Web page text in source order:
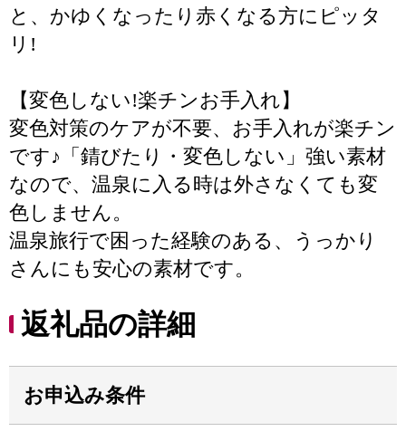
と、かゆくなったり赤くなる方にピッタ
リ!
【変色しない!楽チンお手入れ】
変色対策のケアが不要、お手入れが楽チン
です♪「錆びたり・変色しない」強い素材
なので、温泉に入る時は外さなくても変
色しません。
温泉旅行で困った経験のある、うっかり
さんにも安心の素材です。
返礼品の詳細
お申込み条件